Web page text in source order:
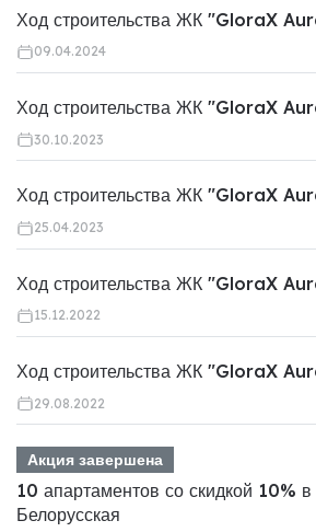
Ход строительства ЖК "GloraX
09.04.2024
Ход строительства ЖК "GloraX
30.10.2023
Ход строительства ЖК "GloraX
25.04.2023
Ход строительства ЖК "GloraX
15.12.2022
Ход строительства ЖК "GloraX
29.08.2022
Акция завершена
10 апартаментов со скидкой 10%
Белорусская